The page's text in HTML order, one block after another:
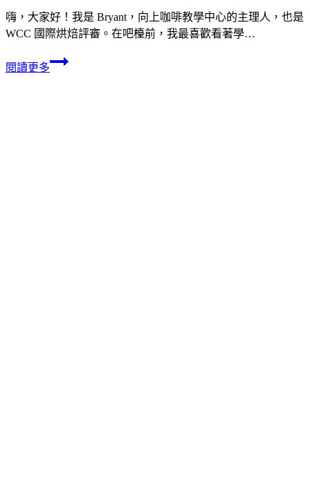
嗨，大家好！我是 Bryant，向上咖啡教學中心的主理人，也是
WCC 國際烘焙評審。在吧檯前，我最喜歡看著學…
閱讀更多